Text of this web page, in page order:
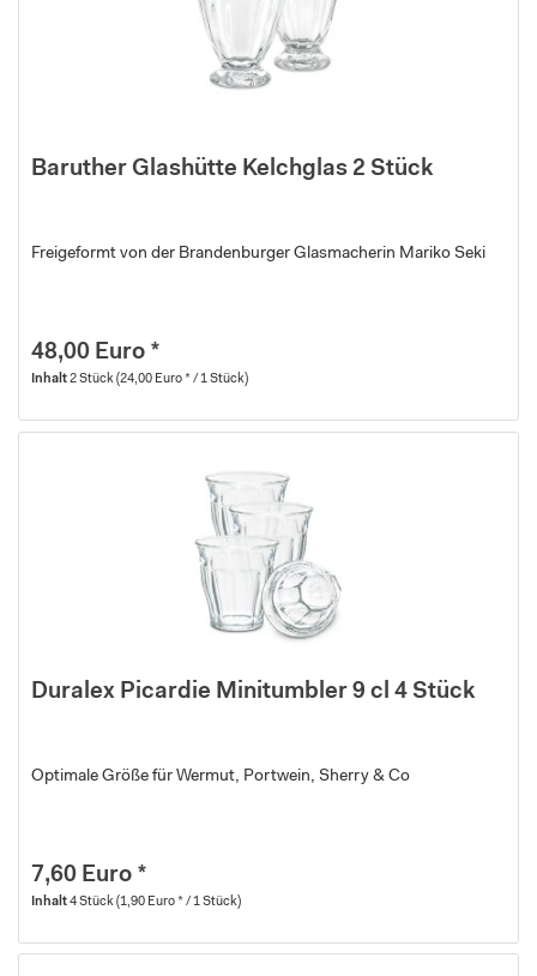
Baruther Glashütte Kelchglas 2 Stück
Freigeformt von der Brandenburger Glasmacherin Mariko Seki
48,00 Euro *
Inhalt2 Stück(24,00 Euro * / 1 Stück)
Duralex Picardie Minitumbler 9 cl 4 Stück
Optimale Größe für Wermut, Portwein, Sherry & Co
7,60 Euro *
Inhalt4 Stück(1,90 Euro * / 1 Stück)